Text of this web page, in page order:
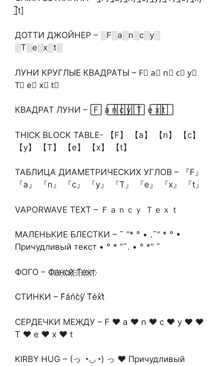
[̲̅t]
ДОТТИ ДЖОЙНЕР – ░F░a░n░c░y░
░T░e░x░t░
ЛУНИ КРУГЛЫЕ КВАДРАТЫ – F⃣ a⃣ n⃣ c⃣ y⃣
T⃣ e⃣ x⃣ t⃣
КВАДРАТ ЛУНИ – F⃞ a⃞ n⃞ c⃞ y⃞ T⃞ e⃞ x⃞ t⃞
THICK BLOCK TABLE- 【F】 【a】 【n】 【c】
【y】 【T】 【e】 【x】 【t】
ТАБЛИЦА ДИАМЕТРИЧЕСКИХ УГЛОВ – 『F』
『a』 『n』 『c』 『y』 『T』 『e』 『x』 『t』
VAPORWAVE TEXT – Ｆａｎｃｙ Ｔｅｘｔ
МАЛЕНЬКИЕ БЛЕСТКИ – ˜ ”* ° • .˜” * ° •
Причудливый текст • ° * ”˜. • ° *” ˜
ФОГО – Ф҉а҉н҉с҉й҉ ҉Т҉е҉х҉т҉
СТИНКИ – F̾a̾n̾c̾y̾ ̾T̾e̾x̾t̾
СЕРДЕЧКИ МЕЖДУ – F ♥ a ♥ n ♥ c ♥ y ♥ ♥
T ♥ e ♥ x ♥ t
KIRBY HUG – (っ ◔◡◔) っ ♥ Причудливый